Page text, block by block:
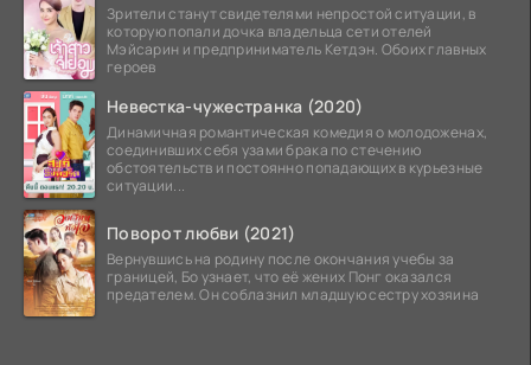
Зрители станут свидетелями непростой ситуации, в
которую попали дочка владельца сети отелей
Мэйсарин и предприниматель Кетдэн. Обоих главных
героев
Невестка-чужестранка (2020)
Динамичная романтическая комедия о молодоженах,
соединивших себя узами брака по стечению
обстоятельств и постоянно попадающих в курьезные
ситуации...
Поворот любви (2021)
Вернувшись на родину после окончания учебы за
границей, Бо узнает, что её жених Понг оказался
предателем. Он соблазнил младшую сестру хозяина